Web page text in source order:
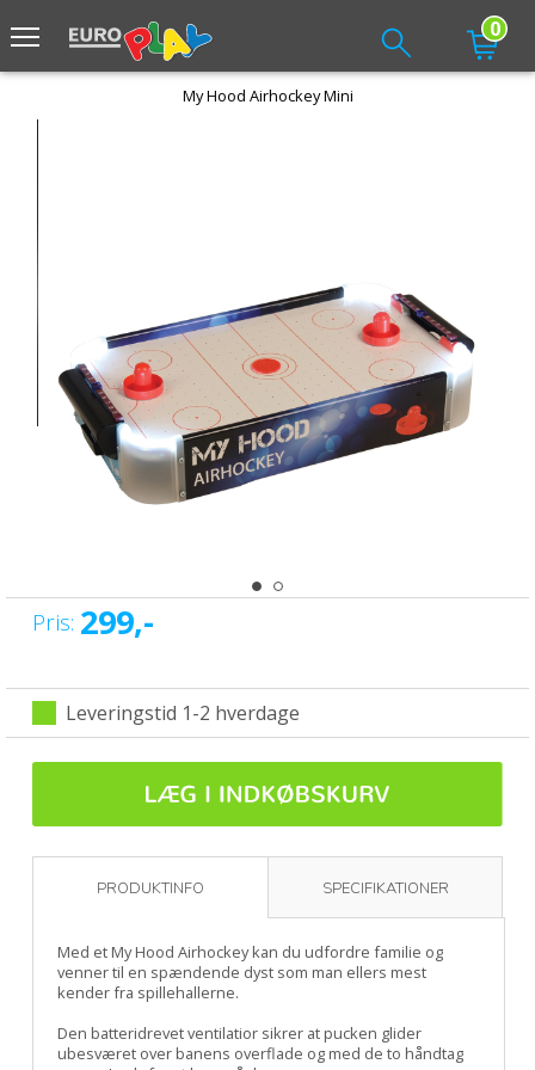
0
My Hood Airhockey Mini
Pris: 299,-
Leveringstid 1-2 hverdage
PRODUKTINFO SPECIFIKATIONER
Med et My Hood Airhockey kan du udfordre familie og
venner til en spændende dyst som man ellers mest
kender fra spillehallerne.
Den batteridrevet ventilatior sikrer at pucken glider
ubesværet over banens overflade og med de to håndtag